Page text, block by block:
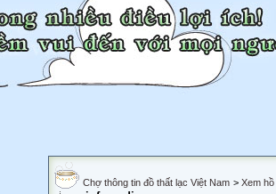
Chợ thông tin đồ thất lạc Việt Nam > Xem